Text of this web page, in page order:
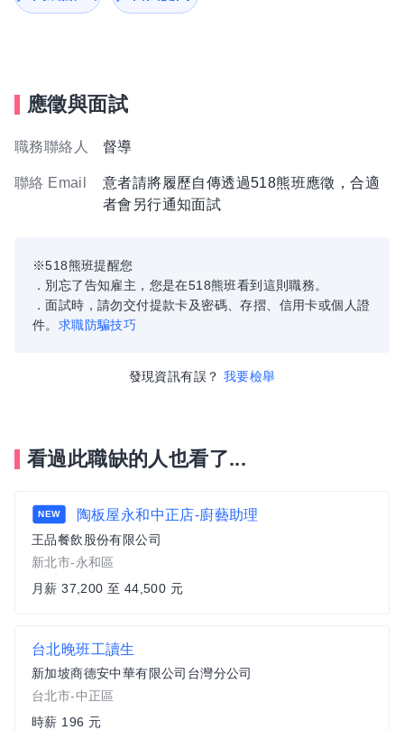
應徵與面試
職務聯絡人 督導
聯絡 Email
意者請將履歷自傳透過518熊班應徵，合適
者會另行通知面試
※518熊班提醒您
．別忘了告知雇主，您是在518熊班看到這則職務。
．面試時，請勿交付提款卡及密碼、存摺、信用卡或個人證
件。 求職防騙技巧
發現資訊有誤？ 我要檢舉
看過此職缺的人也看了...
NEW 陶板屋永和中正店-廚藝助理
王品餐飲股份有限公司
新北市-永和區
月薪 37,200 至 44,500 元
台北晚班工讀生
新加坡商德安中華有限公司台灣分公司
台北市-中正區
時薪 196 元